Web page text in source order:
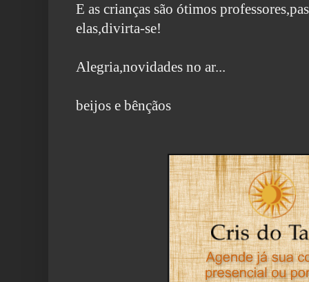
E as crianças são ótimos professores,
elas,divirta-se!
Alegria,novidades no ar...
beijos e bênçãos